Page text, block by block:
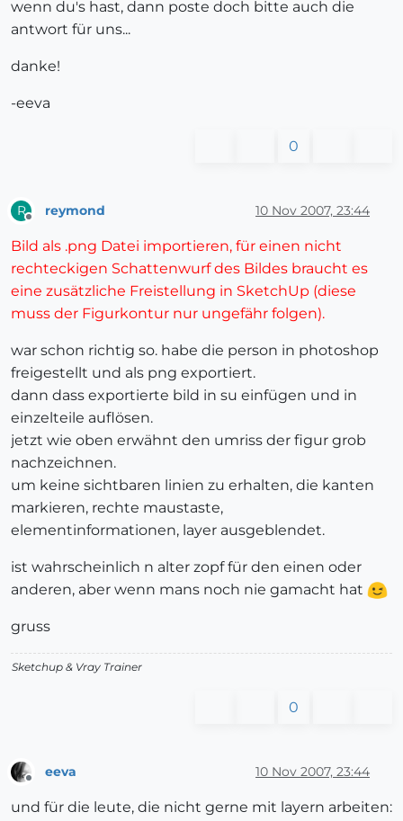
wenn du's hast, dann poste doch bitte auch die
antwort für uns...
danke!
-eeva
0
R reymond 10 Nov 2007, 23:44
Bild als .png Datei importieren, für einen nicht
rechteckigen Schattenwurf des Bildes braucht es
eine zusätzliche Freistellung in SketchUp (diese
muss der Figurkontur nur ungefähr folgen).
war schon richtig so. habe die person in photoshop
freigestellt und als png exportiert.
dann dass exportierte bild in su einfügen und in
einzelteile auflösen.
jetzt wie oben erwähnt den umriss der figur grob
nachzeichnen.
um keine sichtbaren linien zu erhalten, die kanten
markieren, rechte maustaste,
elementinformationen, layer ausgeblendet.
ist wahrscheinlich n alter zopf für den einen oder
anderen, aber wenn mans noch nie gamacht hat
gruss
Sketchup & Vray Trainer
0
eeva 10 Nov 2007, 23:44
und für die leute, die nicht gerne mit layern arbeiten: